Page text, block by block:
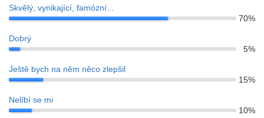
Skvělý, vynikající, famózní...
70%
Dobrý
5%
Ještě bych na něm něco zlepšil
15%
Nelíbí se mi
10%